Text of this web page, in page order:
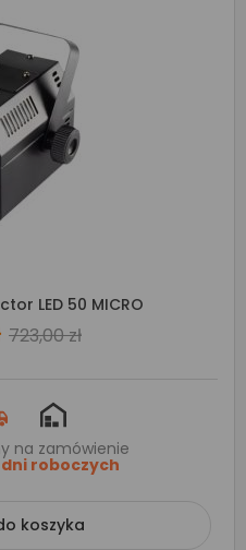
LED 50 MICRO
723,00 zł
na zamówienie
roboczych
koszyka